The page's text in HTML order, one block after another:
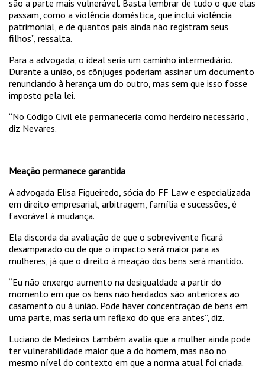
são a parte mais vulnerável. Basta lembrar de tudo o que elas
passam, como a violência doméstica, que inclui violência
patrimonial, e de quantos pais ainda não registram seus
filhos”, ressalta.
Para a advogada, o ideal seria um caminho intermediário.
Durante a união, os cônjuges poderiam assinar um documento
renunciando à herança um do outro, mas sem que isso fosse
imposto pela lei.
“No Código Civil ele permaneceria como herdeiro necessário”,
diz Nevares.
Meação permanece garantida
A advogada Elisa Figueiredo, sócia do FF Law e especializada
em direito empresarial, arbitragem, família e sucessões, é
favorável à mudança.
Ela discorda da avaliação de que o sobrevivente ficará
desamparado ou de que o impacto será maior para as
mulheres, já que o direito à meação dos bens será mantido.
“Eu não enxergo aumento na desigualdade a partir do
momento em que os bens não herdados são anteriores ao
casamento ou à união. Pode haver concentração de bens em
uma parte, mas seria um reflexo do que era antes”, diz.
Luciano de Medeiros também avalia que a mulher ainda pode
ter vulnerabilidade maior que a do homem, mas não no
mesmo nível do contexto em que a norma atual foi criada.